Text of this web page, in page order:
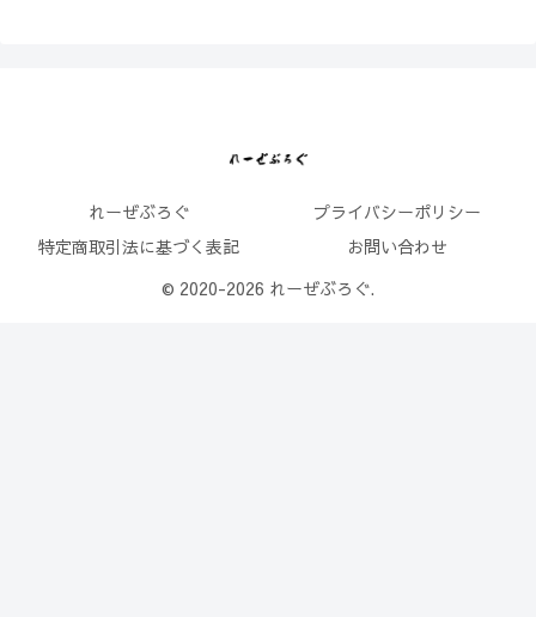
れーぜぶろぐ
プライバシーポリシー
特定商取引法に基づく表記
お問い合わせ
© 2020-2026 れーぜぶろぐ.